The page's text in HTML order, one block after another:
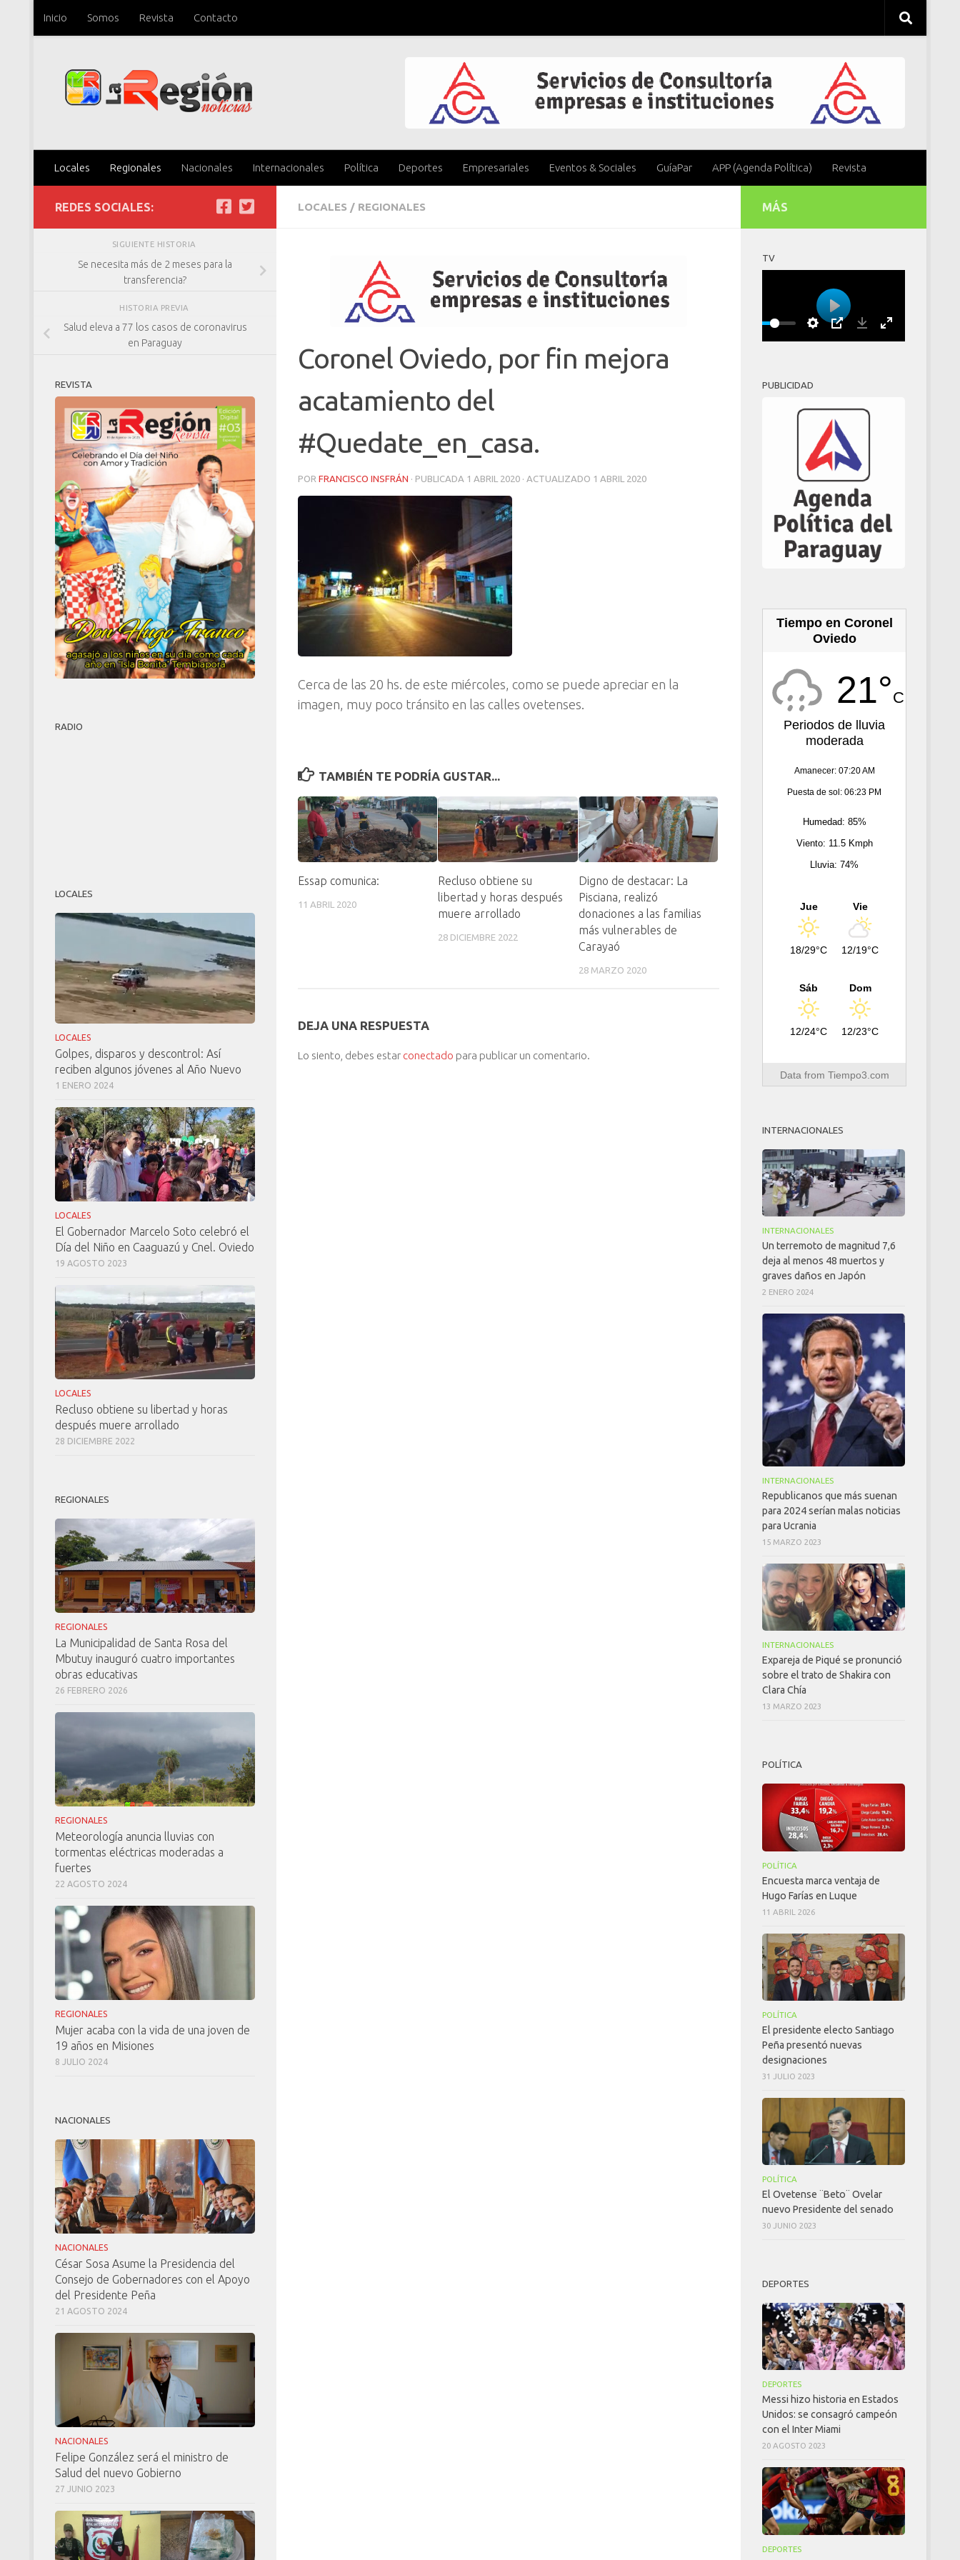
Saltar al contenido
Inicio Somos Revista Contacto
Locales Regionales Nacionales Internacionales Política Deportes Empresariales Eventos & Sociales GuíaPar APP (Agenda Política) Revista
LOCALES / REGIONALES
Coronel Oviedo, por fin mejora
acatamiento del
#Quedate_en_casa.
POR FRANCISCO INSFRÁN · PUBLICADA 1 ABRIL 2020 · ACTUALIZADO 1 ABRIL 2020
Cerca de las 20 hs. de este miércoles, como se puede apreciar en la
imagen, muy poco tránsito en las calles ovetenses.
TAMBIÉN TE PODRÍA GUSTAR...
Essap comunica:
11 ABRIL 2020
Recluso obtiene su
libertad y horas después
muere arrollado
28 DICIEMBRE 2022
Digno de destacar: La
Pisciana, realizó
donaciones a las familias
más vulnerables de
Carayaó
28 MARZO 2020
DEJA UNA RESPUESTA
Lo siento, debes estar conectado para publicar un comentario.
REDES SOCIALES:
SIGUIENTE HISTORIA
Se necesita más de 2 meses para la
transferencia?
HISTORIA PREVIA
Salud eleva a 77 los casos de coronavirus
en Paraguay
REVISTA
RADIO
LOCALES
LOCALES
Golpes, disparos y descontrol: Así
reciben algunos jóvenes al Año Nuevo
1 ENERO 2024
LOCALES
El Gobernador Marcelo Soto celebró el
Día del Niño en Caaguazú y Cnel. Oviedo
19 AGOSTO 2023
LOCALES
Recluso obtiene su libertad y horas
después muere arrollado
28 DICIEMBRE 2022
REGIONALES
REGIONALES
La Municipalidad de Santa Rosa del
Mbutuy inauguró cuatro importantes
obras educativas
26 FEBRERO 2026
REGIONALES
Meteorología anuncia lluvias con
tormentas eléctricas moderadas a
fuertes
22 AGOSTO 2024
REGIONALES
Mujer acaba con la vida de una joven de
19 años en Misiones
8 JULIO 2024
NACIONALES
NACIONALES
César Sosa Asume la Presidencia del
Consejo de Gobernadores con el Apoyo
del Presidente Peña
21 AGOSTO 2024
NACIONALES
Felipe González será el ministro de
Salud del nuevo Gobierno
27 JUNIO 2023
MÁS
TV
Play
PUBLICIDAD
Tiempo en Coronel
Oviedo
21°C
Periodos de lluvia
moderada
Amanecer: 07:20 AM
Puesta de sol: 06:23 PM
Humedad: 85%
Viento: 11.5 Kmph
Lluvia: 74%
Jue
18/29°C
Vie
12/19°C
Sáb
12/24°C
Dom
12/23°C
Data from Tiempo3.com
INTERNACIONALES
INTERNACIONALES
Un terremoto de magnitud 7,6
deja al menos 48 muertos y
graves daños en Japón
2 ENERO 2024
INTERNACIONALES
Republicanos que más suenan
para 2024 serían malas noticias
para Ucrania
15 MARZO 2023
INTERNACIONALES
Expareja de Piqué se pronunció
sobre el trato de Shakira con
Clara Chía
13 MARZO 2023
POLÍTICA
POLÍTICA
Encuesta marca ventaja de
Hugo Farías en Luque
11 ABRIL 2026
POLÍTICA
El presidente electo Santiago
Peña presentó nuevas
designaciones
31 JULIO 2023
POLÍTICA
El Ovetense ¨Beto¨ Ovelar
nuevo Presidente del senado
30 JUNIO 2023
DEPORTES
DEPORTES
Messi hizo historia en Estados
Unidos: se consagró campeón
con el Inter Miami
20 AGOSTO 2023
DEPORTES